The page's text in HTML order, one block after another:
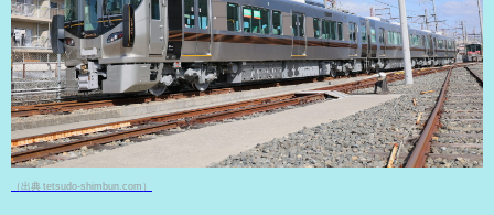
（出典 tetsudo-shimbun.com）